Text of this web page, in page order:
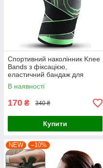
Спортивний наколінник Knee
Bands з фіксацією,
еластичний бандаж для
коліна на липучках
В наявності
170 ₴ 340 ₴
Купити
NEW –10%